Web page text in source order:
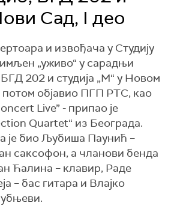
Сад, I део
и извођача у Студију
„уживо“ у сарадњи
202 и студија „М“ у Новом
потом објавио ПГП РТС, као
Live” - припао је
Quartet“ из Београда.
је био Љубиша Паунић –
саксофон, а чланови бенда
Ћалина – клавир, Раде
– бас гитара и Влајко